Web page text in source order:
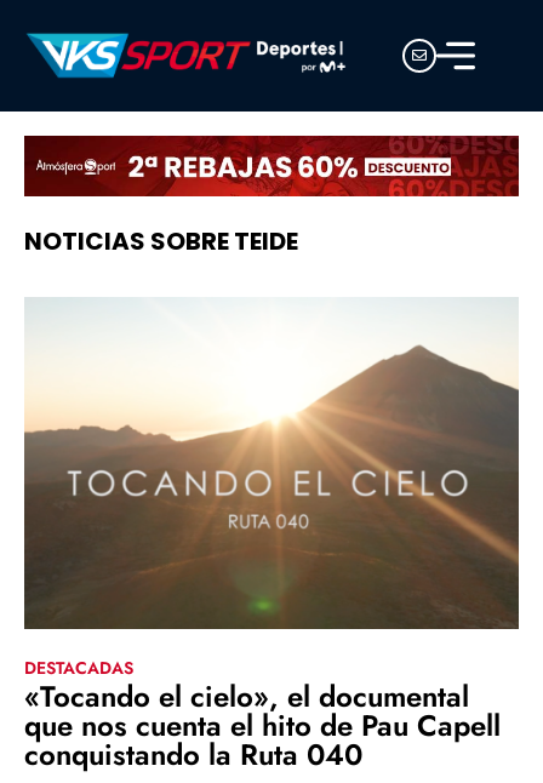
NOTICIAS SOBRE TEIDE
DESTACADAS
«Tocando el cielo», el documental
que nos cuenta el hito de Pau Capell
conquistando la Ruta 040